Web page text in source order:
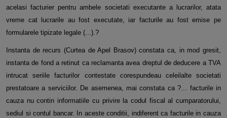
acelasi facturier pentru ambele societati executante a lucrarilor, atata
vreme cat lucrarile au fost executate, iar facturile au fost emise pe
formularele tipizate legale (...).?
Instanta de recurs (Curtea de Apel Brasov) constata ca, in mod gresit,
instanta de fond a retinut ca reclamanta avea dreptul de deducere a TVA
intrucat seriile facturilor contestate corespundeau celeilalte societati
prestatoare a serviciilor. De asemenea, mai constata ca ?... facturile in
cauza nu contin informatiile cu privire la codul fiscal al cumparatorului,
sediul si contul bancar. In aceste conditii, indiferent ca facturile in cauza